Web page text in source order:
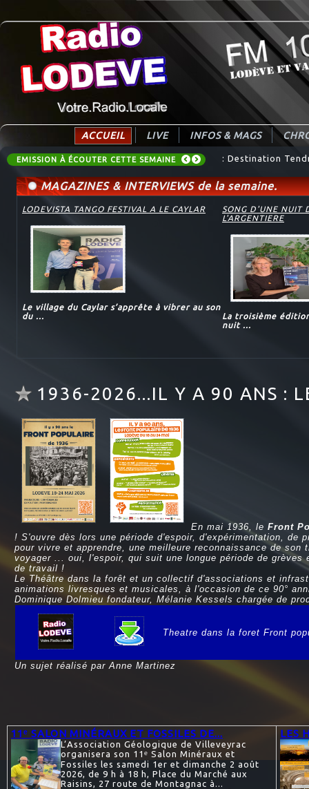
ACCUEIL LIVE INFOS & MAGS
EMISSION À ÉCOUTER CETTE SEMAINE : Destination
MAGAZINES & INTERVIEWS de la semaine.
LODEVISTA TANGO FESTIVAL A LE CAYLAR
Le village du Caylar s’apprête à vibrer au son
du ...
SONG D'UNE NUIT
L'ARGENTIERE
La troisième
nuit ...
1936-2026...IL Y A 90 ANS :
En mai 1936, le Front
! S'ouvre dès lors une période d'espoir, d'expérimentation,
pour vivre et apprendre, une meilleure reconnaissance de
voyager ... oui, l'espoir, qui suit une longue période de
de travail !
Le Théâtre dans la forêt et un collectif d'associations et
animations livresques et musicales, à l'occasion de ce 90°
Dominique Dolmieu fondateur, Mélanie Kessels chargée de
Theatre dans la foret Front
Un sujet réalisé par Anne Martinez
11ᵉ SALON MINÉRAUX ET FOSSILES DE...
L’Association Géologique de Villeveyrac
organisera son 11ᵉ Salon Minéraux et
Fossiles les samedi 1er et dimanche 2 août
2026, de 9 h à 18 h, Place du Marché aux
Raisins, 27 route de Montagnac à...
LES